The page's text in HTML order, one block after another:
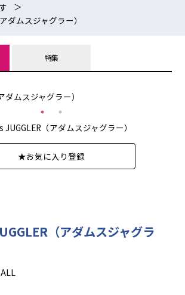
ダムスジャグラー）
特集
★お気に入り登録
（アダムスジャグラ